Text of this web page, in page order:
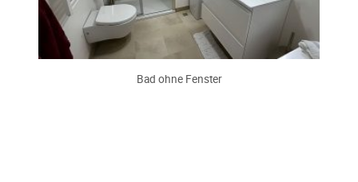
Bad ohne Fenster